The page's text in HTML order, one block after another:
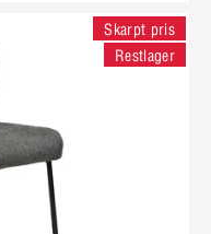
Skarpt pris
Restlager